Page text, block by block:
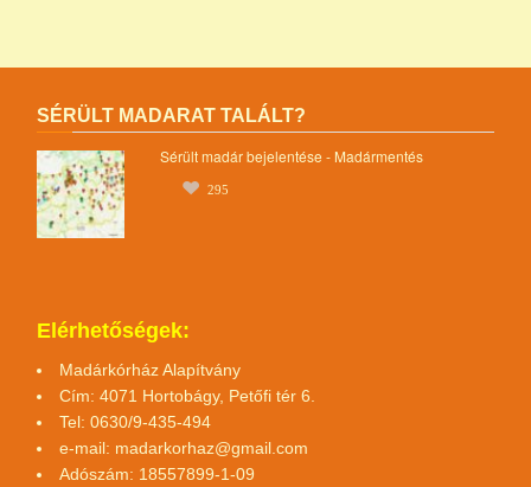
SÉRÜLT MADARAT TALÁLT?
Sérült madár bejelentése - Madármentés
295
Elérhetőségek:
Madárkórház Alapítvány
Cím: 4071 Hortobágy, Petőfi tér 6.
Tel: 0630/9-435-494
e-mail: madarkorhaz@gmail.com
Adószám: 18557899-1-09